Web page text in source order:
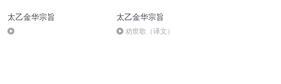
太乙金华宗旨 太乙金华宗旨
劝世歌（译文）